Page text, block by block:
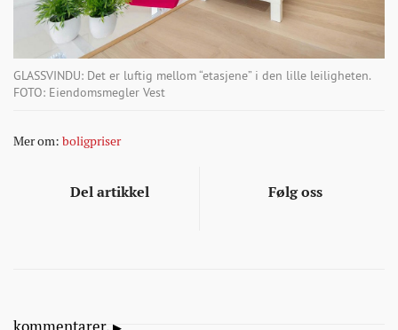
GLASSVINDU: Det er luftig mellom “etasjene” i den lille leiligheten.
FOTO: Eiendomsmegler Vest
Mer om: boligpriser
Del artikkel Følg oss